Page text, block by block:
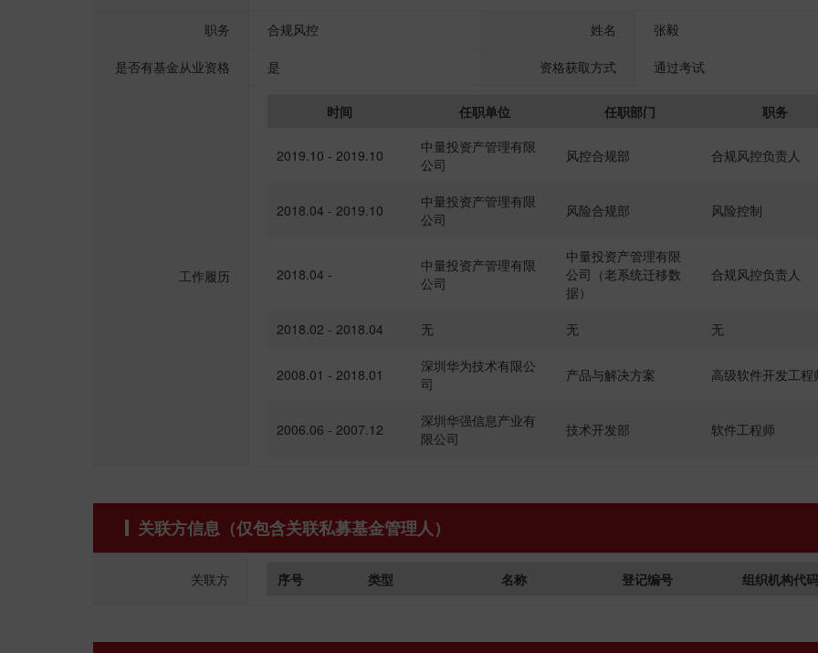
职务 合规风控 姓名 张毅
是否有基金从业资格 是 资格获取方式 通过考试
工作履历
时间 任职单位 任职部门 职务
2019.10 - 2019.10
中量投资产管理有限
公司
风控合规部 合规风控负责人
2018.04 - 2019.10
中量投资产管理有限
公司
风险合规部 风险控制
2018.04 -
中量投资产管理有限
公司
中量投资产管理有限
公司（老系统迁移数
据）
合规风控负责人
2018.02 - 2018.04 无 无 无
2008.01 - 2018.01
深圳华为技术有限公
司
产品与解决方案 高级软件开发工程
2006.06 - 2007.12
深圳华强信息产业有
限公司
技术开发部 软件工程师
关联方信息（仅包含关联私募基金管理人）
关联方 序号 类型 名称 登记编号 组织机构代码